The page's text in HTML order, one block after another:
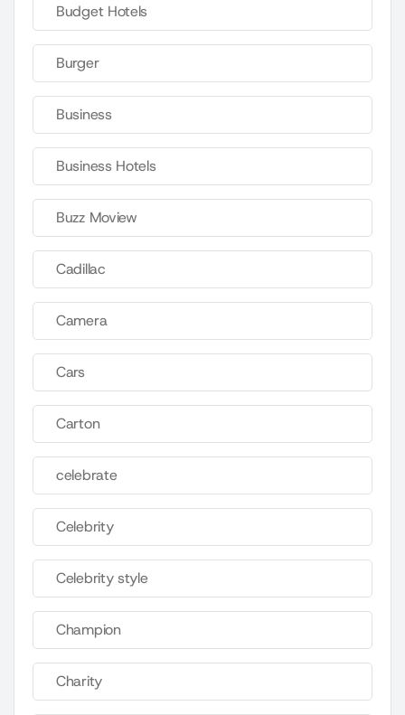
Budget Hotels
Burger
Business
Business Hotels
Buzz Moview
Cadillac
Camera
Cars
Carton
celebrate
Celebrity
Celebrity style
Champion
Charity